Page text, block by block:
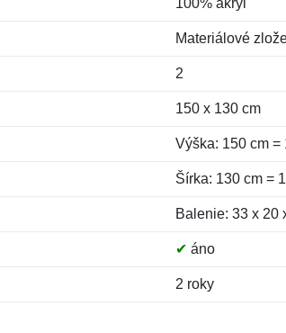
100% akryl
Materiálové
2
150 x 130 cm
Výška: 150 cm =
Šírka: 130 cm =
Balenie: 33 x 20
✔ áno
2 roky